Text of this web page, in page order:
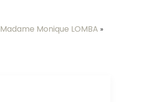
Madame Monique LOMBA »